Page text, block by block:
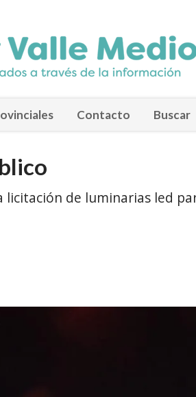
Contacto Buscar
licitación de luminarias led